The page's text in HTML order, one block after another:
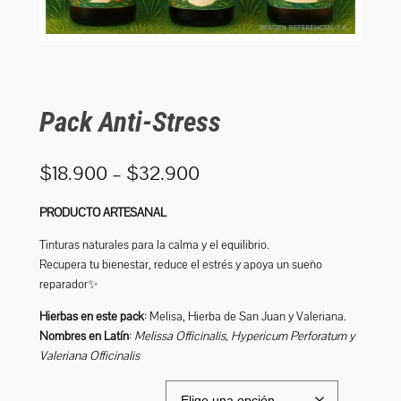
Pack Anti-Stress
$18.900 – $32.900R
n
g
d
PRODUCTO ARTESANAL
Tinturas naturales para la calma y el equilibrio.
Recupera tu bienestar, reduce el estrés y apoya un sueño
reparador✨
Hierbas en este pack: Melisa, Hierba de San Juan y Valeriana.
Nombres en Latín: Melissa Officinalis, Hypericum Perforatum y
Valeriana Officinalis